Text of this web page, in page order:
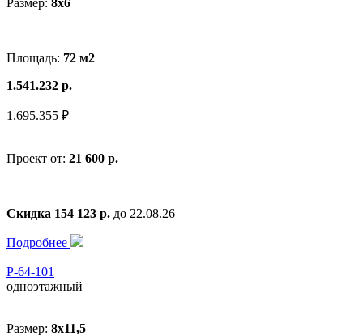
Площадь: 72 м2
1.541.232 р.
1.695.355 ₽
Проект от: 21 600 р.
Скидка 154 123 р. до 22.08.26
Подробнее
Р-64-101
одноэтажный
Размер: 8x11,5